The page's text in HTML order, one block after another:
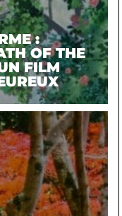
:
OF THE
FILM